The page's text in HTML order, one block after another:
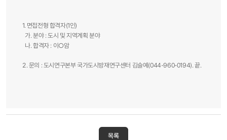
1. 면접전형 합격자(1인)
가. 분야 : 도시 및 지역계획 분야
나. 합격자 : 이○암
2. 문의 : 도시연구본부 국가도시방재연구센터 김슬예(044-960-0194). 끝.​
목록